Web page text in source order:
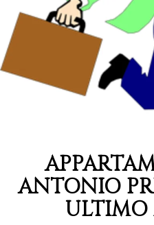
ANTONIO